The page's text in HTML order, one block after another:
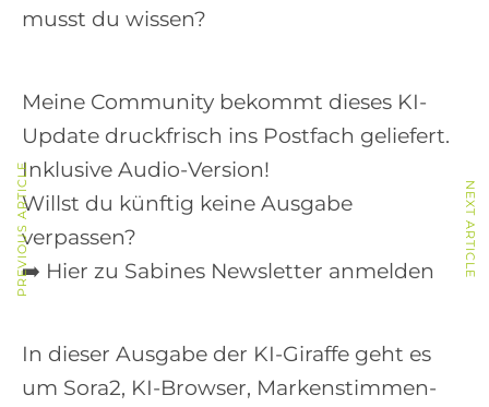
musst du wissen?
Meine Community bekommt dieses KI-
Update druckfrisch ins Postfach geliefert.
Inklusive Audio-Version!
Willst du künftig keine Ausgabe
verpassen?
➡️ Hier zu Sabines Newsletter anmelden
In dieser Ausgabe der KI-Giraffe geht es
um Sora2, KI-Browser, Markenstimmen-
PREVIOUS ARTICLE NEXT ARTICLE